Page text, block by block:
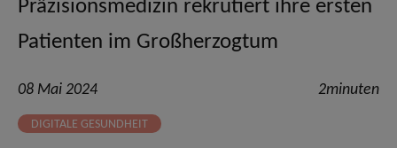
Präzisionsmedizin rekrutiert ihre ersten
Patienten im Großherzogtum
08 Mai 2024 2minuten
DIGITALE GESUNDHEIT